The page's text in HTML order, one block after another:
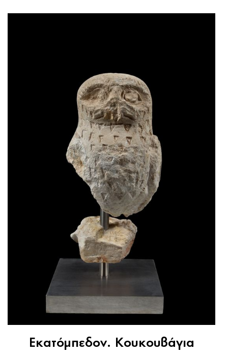
Εκατόμπεδον. Κουκουβάγια